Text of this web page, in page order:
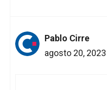
Pablo Cirre
agosto 20,